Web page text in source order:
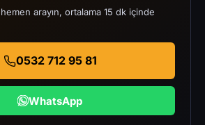
hemen arayın, ortalama 15 dk içinde
0532 712 95 81
WhatsApp